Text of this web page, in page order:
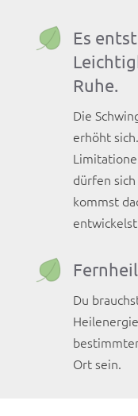
Es
Ruhe.
Die
erhöht
dürfen
kommst
Du
Ort sein.